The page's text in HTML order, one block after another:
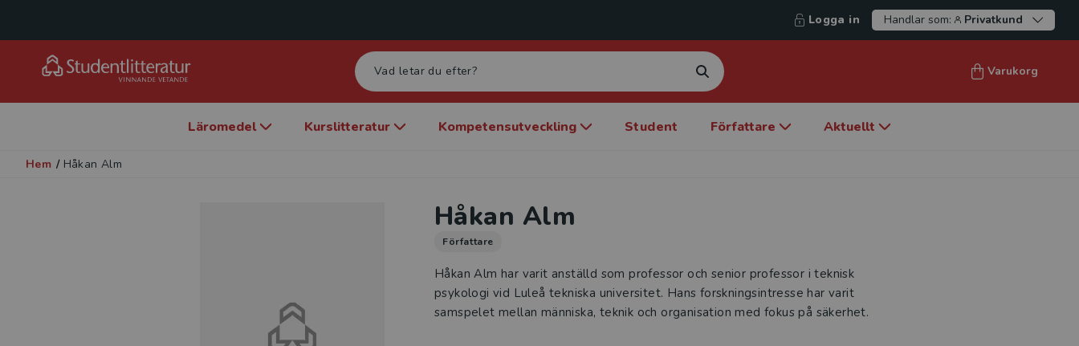
Logga in Handlar som: Privatkund
Varukorg
Läromedel Kurslitteratur Kompetensutveckling Student Författare Aktuellt
Hem / Håkan Alm
Håkan Alm
Författare
Håkan Alm har varit anställd som professor och senior professor i teknisk
psykologi vid Luleå tekniska universitet. Hans forskningsintresse har varit
samspelet mellan människa, teknik och organisation med fokus på säkerhet.